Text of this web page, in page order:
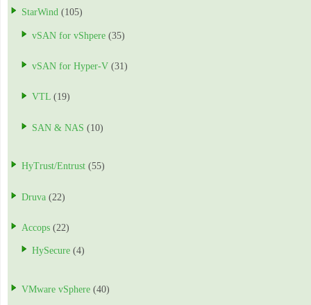
StarWind (105)
vSAN for vShpere (35)
vSAN for Hyper-V (31)
VTL (19)
SAN & NAS (10)
HyTrust/Entrust (55)
Druva (22)
Accops (22)
HySecure (4)
VMware vSphere (40)